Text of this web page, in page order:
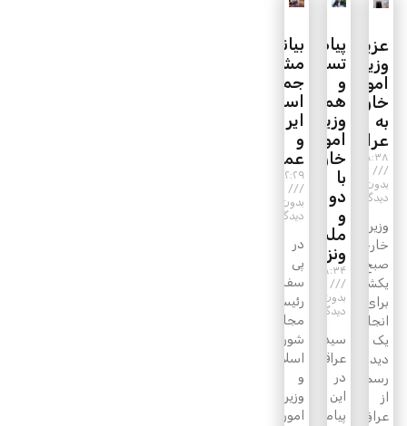
عزیمت
وزیر
امور
خارجه
به
عراق
۰۸:۳۸
بدون
دیدگاه
وزیر
خارجه
صبح
یکشنبه
برای
انجام
یک
دیدار
رسمی
از
عراق،
پیام
تسلیت
و
همدردی
وزیر
امور
خارجه
با
دولت
و
ملت
ونزوئلا
۱۸:۳۴
بدون
دیدگاه
سیدعباس
عراقچی
در
این
پیام
بیانیه
مشترک
جمهوری
اسلامی
ایران
و
عمان
۲۲:۲۹
بدون
دیدگاه
در
پی
سفر
رئیس
مجلس
شورای
اسلامی
و
وزیر
امور